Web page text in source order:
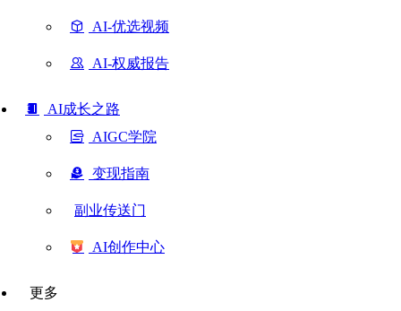
AI-优选视频
AI-权威报告
AI成长之路
AIGC学院
变现指南
副业传送门
AI创作中心
更多